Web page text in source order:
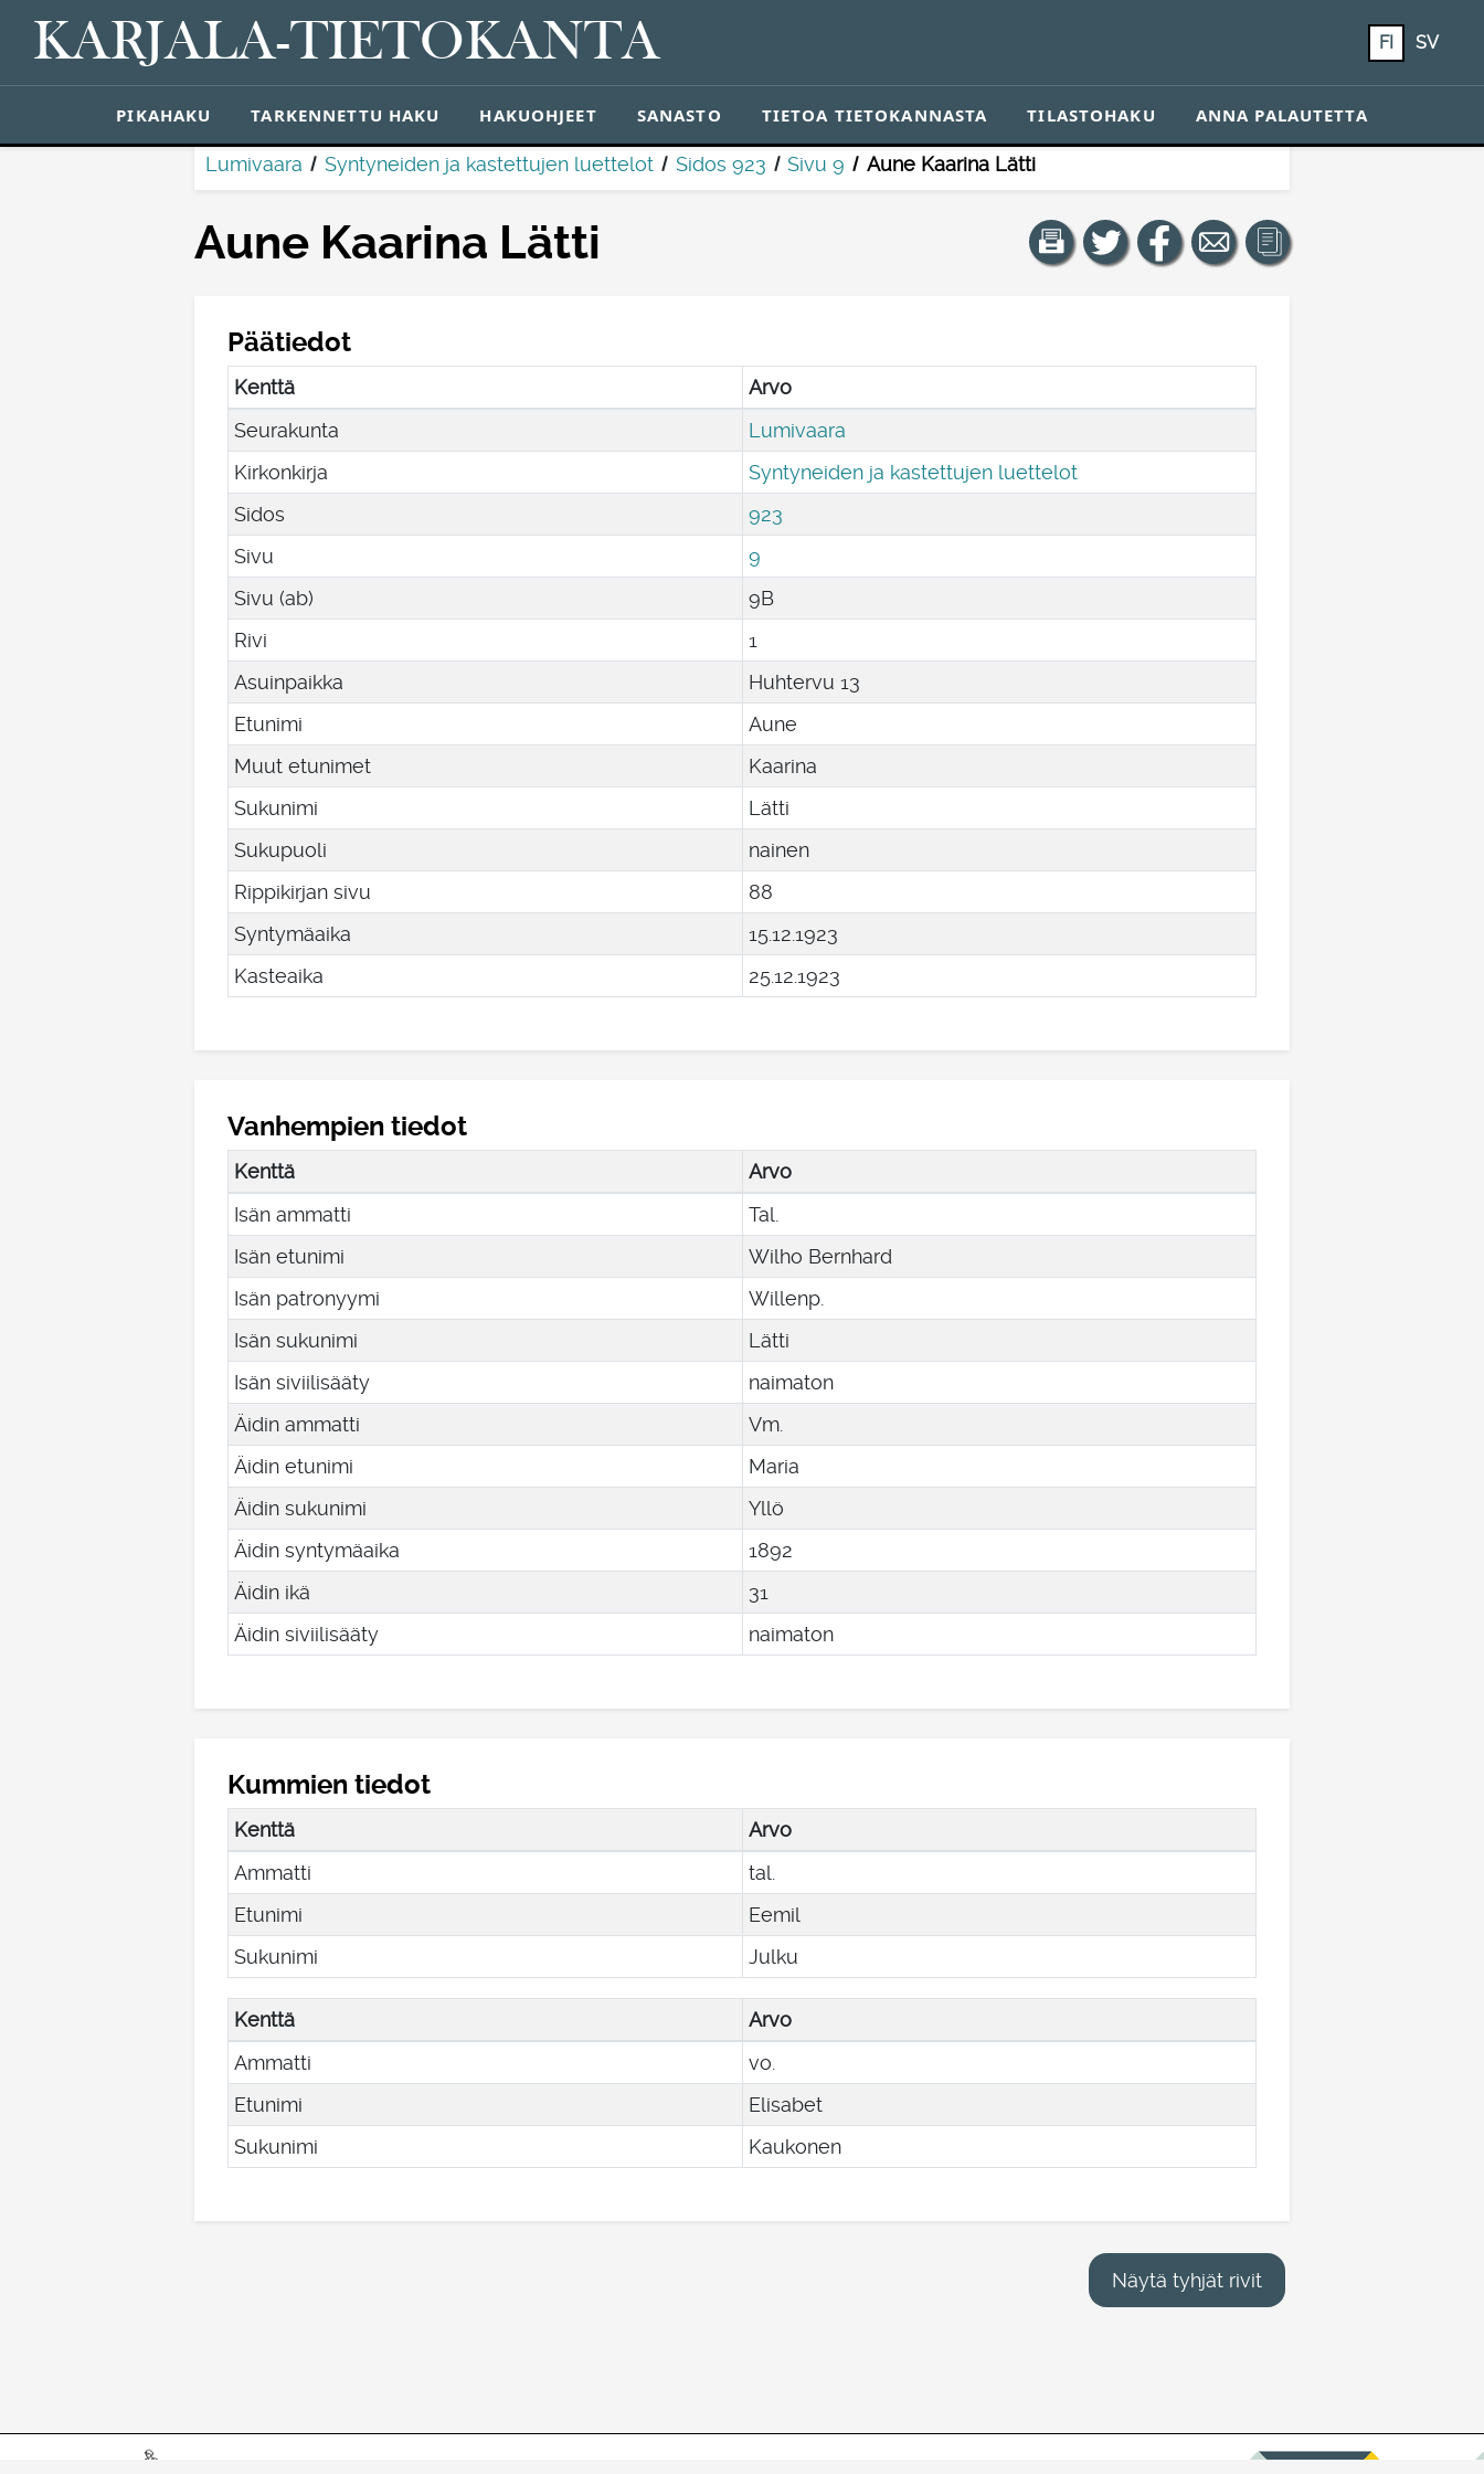
KARJALA-TIETOKANTA FI SV
PIKAHAKU TARKENNETTU HAKU HAKUOHJEET SANASTO TIETOA TIETOKANNASTA TILASTOHAKU ANNA PALAUTETTA
Lumivaara Syntyneiden ja kastettujen luettelot Sidos 923 Sivu 9 Aune Kaarina Lätti
Aune Kaarina Lätti
Päätiedot
Kenttä
Arvo
Seurakunta
Lumivaara
Kirkonkirja
Syntyneiden ja kastettujen luettelot
Sidos
923
Sivu
9
Sivu (ab)
9B
Rivi
1
Asuinpaikka
Huhtervu 13
Etunimi
Aune
Muut etunimet
Kaarina
Sukunimi
Lätti
Sukupuoli
nainen
Rippikirjan sivu
88
Syntymäaika
15.12.1923
Kasteaika
25.12.1923
Vanhempien tiedot
Kenttä
Arvo
Isän ammatti
Tal.
Isän etunimi
Wilho Bernhard
Isän patronyymi
Willenp.
Isän sukunimi
Lätti
Isän siviilisääty
naimaton
Äidin ammatti
Vm.
Äidin etunimi
Maria
Äidin sukunimi
Yllö
Äidin syntymäaika
1892
Äidin ikä
31
Äidin siviilisääty
naimaton
Kummien tiedot
Kenttä
Arvo
Ammatti
tal.
Etunimi
Eemil
Sukunimi
Julku
Kenttä
Arvo
Ammatti
vo.
Etunimi
Elisabet
Sukunimi
Kaukonen
Näytä tyhjät rivit